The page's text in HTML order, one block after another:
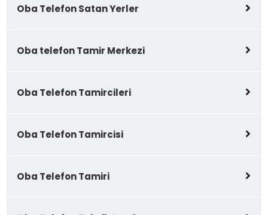
Oba Telefon Satan Yerler
Oba telefon Tamir Merkezi
Oba Telefon Tamircileri
Oba Telefon Tamircisi
Oba Telefon Tamiri